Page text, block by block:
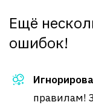
Ещё
ошибок!
правилам!